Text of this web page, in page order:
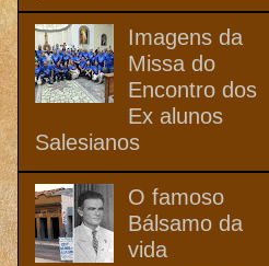
Imagens da
Missa do
Encontro dos
Ex alunos
Salesianos
O famoso
Bálsamo da
vida